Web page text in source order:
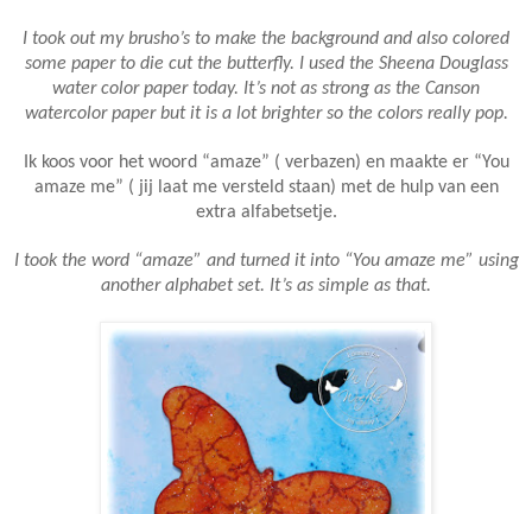
I took out my brusho’s to make the background and also colored
some paper to die cut the butterfly. I used the Sheena Douglass
water color paper today. It’s not as strong as the Canson
watercolor paper but it is a lot brighter so the colors really pop.
Ik koos voor het woord “amaze” ( verbazen) en maakte er “You
amaze me” ( jij laat me versteld staan) met de hulp van een
extra alfabetsetje.
I took the word “amaze” and turned it into “You amaze me” using
another alphabet set. It’s as simple as that.